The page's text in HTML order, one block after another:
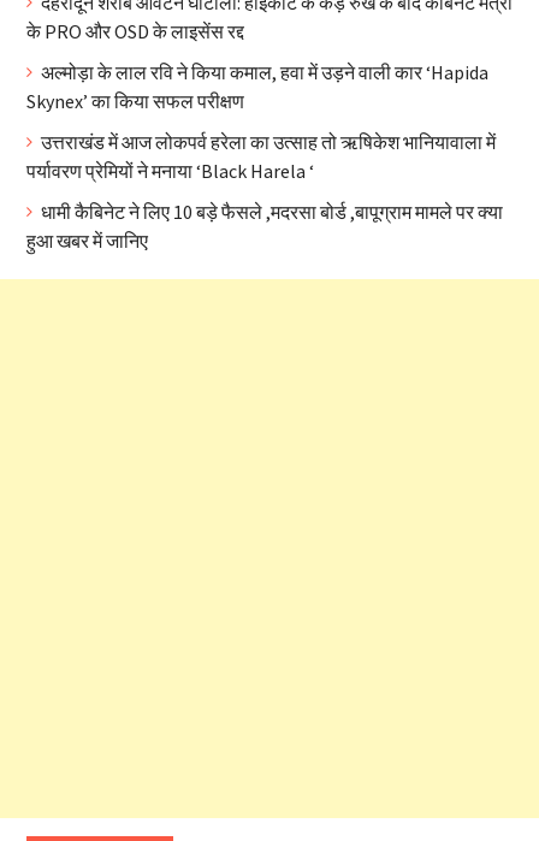
के PRO और OSD के लाइसेंस रद्द
अल्मोड़ा के लाल रवि ने किया कमाल, हवा में उड़ने वाली कार ‘Hapida
Skynex’ का किया सफल परीक्षण
उत्तराखंड में आज लोकपर्व हरेला का उत्साह तो ऋषिकेश भानियावाला में
पर्यावरण प्रेमियों ने मनाया ‘Black Harela ‘
धामी कैबिनेट ने लिए 10 बड़े फैसले ,मदरसा बोर्ड ,बापूग्राम मामले पर क्या
हुआ खबर में जानिए